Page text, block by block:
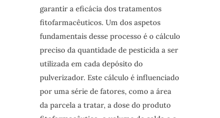
garantir a eficácia dos tratamentos
fitofarmacêuticos. Um dos aspetos
fundamentais desse processo é o cálculo
preciso da quantidade de pesticida a ser
utilizada em cada depósito do
pulverizador. Este cálculo é influenciado
por uma série de fatores, como a área
da parcela a tratar, a dose do produto